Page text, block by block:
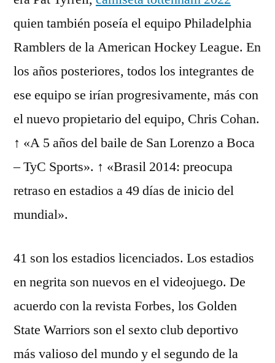
quien también poseía el equipo Philadelphia
Ramblers de la American Hockey League. En
los años posteriores, todos los integrantes de
ese equipo se irían progresivamente, más con
el nuevo propietario del equipo, Chris Cohan.
↑ «A 5 años del baile de San Lorenzo a Boca
– TyC Sports». ↑ «Brasil 2014: preocupa
retraso en estadios a 49 días de inicio del
mundial».
41 son los estadios licenciados. Los estadios
en negrita son nuevos en el videojuego. De
acuerdo con la revista Forbes, los Golden
State Warriors son el sexto club deportivo
más valioso del mundo y el segundo de la